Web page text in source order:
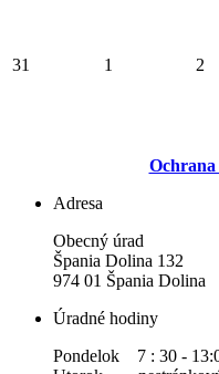
31 1 2
Ochrana
Adresa
Obecný úrad
Špania Dolina 132
974 01 Špania Dolina
Úradné hodiny
Pondelok 7 : 30 -